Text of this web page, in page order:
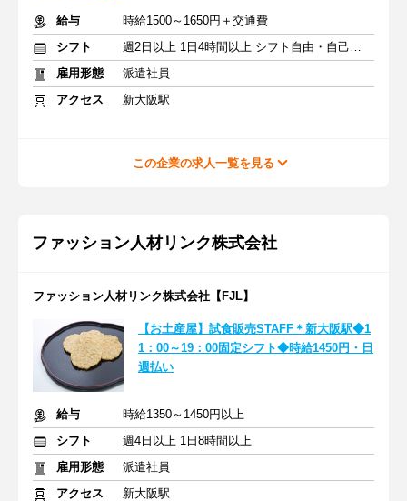
給与
時給1500～1650円＋交通費
シフト
週2日以上 1日4時間以上 シフト自由・自己申告
雇用形態
派遣社員
アクセス
新大阪駅
この企業の求人一覧を見る
ファッション人材リンク株式会社
ファッション人材リンク株式会社【FJL】
【お土産屋】試食販売STAFF＊新大阪駅◆1
1：00～19：00固定シフト◆時給1450円・日
週払い
給与
時給1350～1450円以上
シフト
週4日以上 1日8時間以上
雇用形態
派遣社員
アクセス
新大阪駅